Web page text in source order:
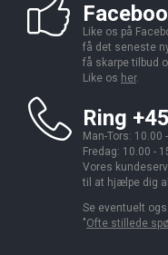
Like os på
få det seneste
få skarpe tilbud
Like os her.
Ring
Man-Tors: 10.00
Fredag: 10.00 -
Vores
til at hjælpe dig
Se eventuelt
"Ofte stillede